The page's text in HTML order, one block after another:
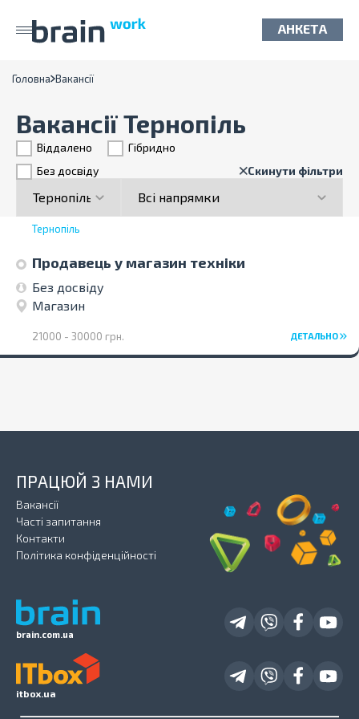
АНКЕТА
Головна Вакансії
Вакансії Тернопіль
Віддалено
Гiбридно
Без досвіду
Скинути фільтри
Тернопіль
Продавець у магазин техніки
Без досвіду
Магазин
21000 - 30000 грн. ДЕТАЛЬНО
brain.com.ua
ПРАЦЮЙ З НАМИ
Вакансії
Часті запитання
Контакти
Політика конфіденційності
itbox.ua